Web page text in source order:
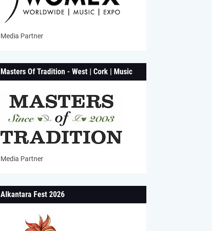
Media Partner
Masters Of Tradition - West | Cork | Music
Media Partner
Alkantara Fest 2026